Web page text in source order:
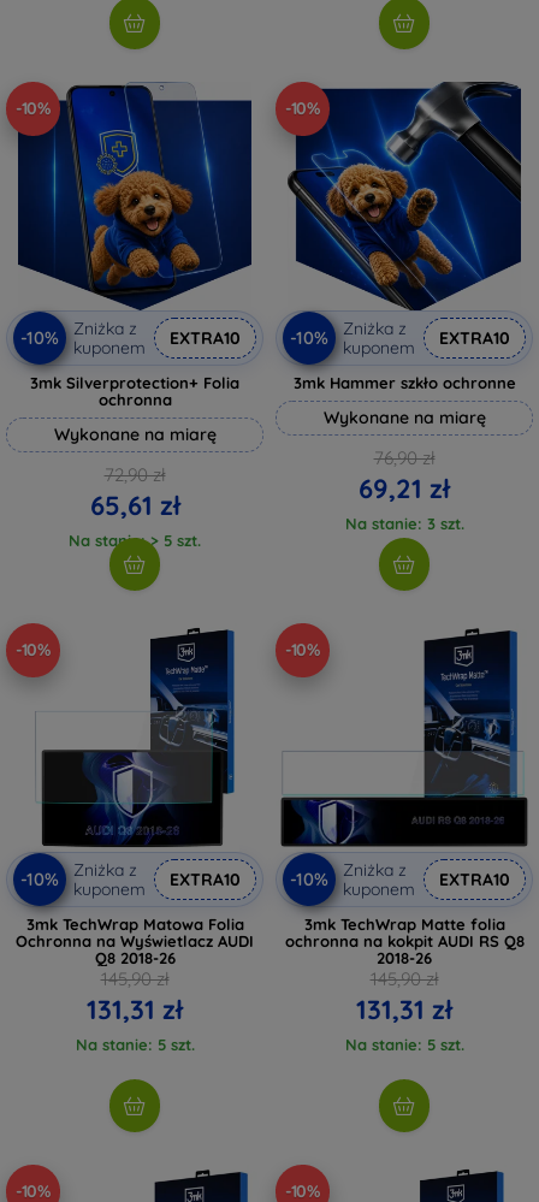
-10%
-10%
Zniżka z
kuponem
EXTRA10
3mk Silverprotection+ Folia
ochronna
Wykonane na miarę
72,90 zł
65,61 zł
Na stanie: > 5 szt.
-10%
-10%
Zniżka z
kuponem
EXTRA10
3mk Hammer szkło ochronne
Wykonane na miarę
76,90 zł
69,21 zł
Na stanie: 3 szt.
-10%
-10%
Zniżka z
kuponem
EXTRA10
3mk TechWrap Matowa Folia
Ochronna na Wyświetlacz AUDI
Q8 2018-26
145,90 zł
131,31 zł
Na stanie: 5 szt.
-10%
-10%
Zniżka z
kuponem
EXTRA10
3mk TechWrap Matte folia
ochronna na kokpit AUDI RS Q8
2018-26
145,90 zł
131,31 zł
Na stanie: 5 szt.
-10% -10%